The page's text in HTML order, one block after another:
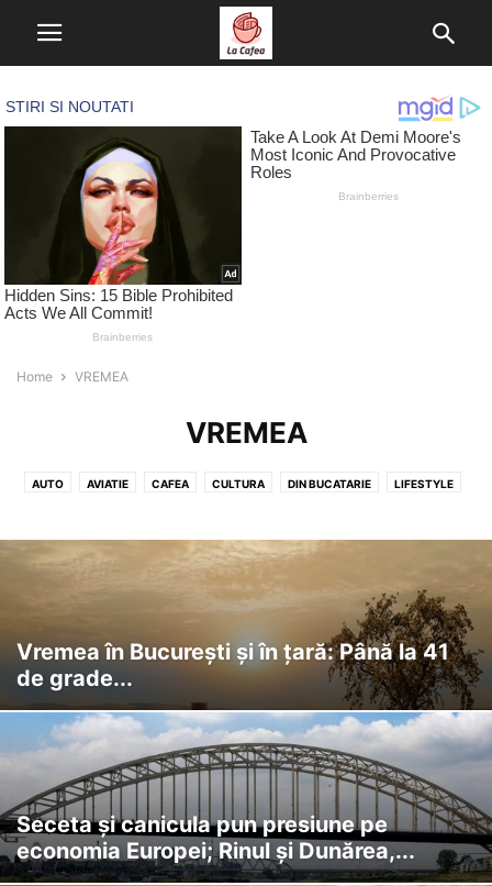
Home VREMEA
VREMEA
AUTO AVIATIE CAFEA CULTURA DIN BUCATARIE LIFESTYLE
Vremea în București și în țară: Până la 41
de grade...
Seceta și canicula pun presiune pe
economia Europei; Rinul și Dunărea,...